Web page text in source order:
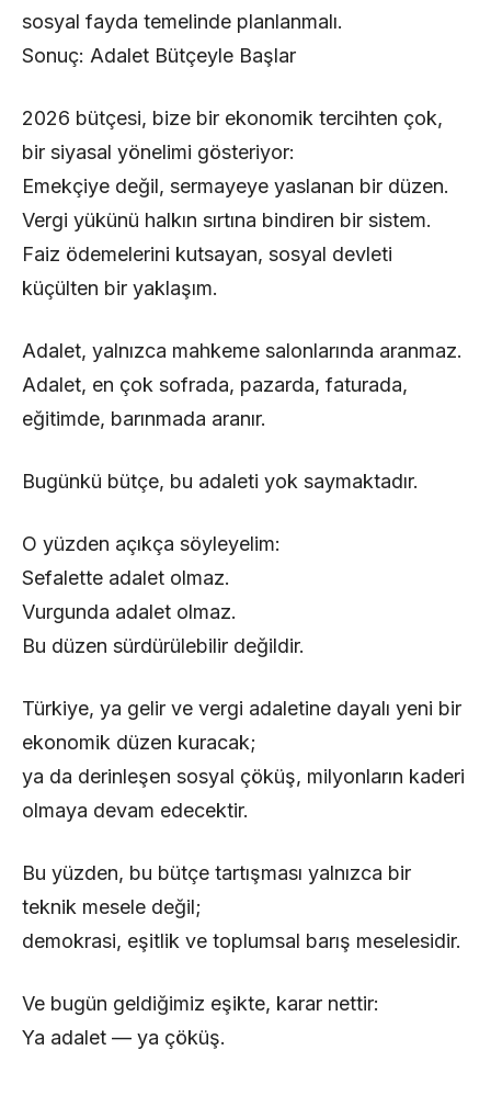
sosyal fayda temelinde planlanmalı.
Sonuç: Adalet Bütçeyle Başlar
2026 bütçesi, bize bir ekonomik tercihten çok,
bir siyasal yönelimi gösteriyor:
Emekçiye değil, sermayeye yaslanan bir düzen.
Vergi yükünü halkın sırtına bindiren bir sistem.
Faiz ödemelerini kutsayan, sosyal devleti
küçülten bir yaklaşım.
Adalet, yalnızca mahkeme salonlarında aranmaz.
Adalet, en çok sofrada, pazarda, faturada,
eğitimde, barınmada aranır.
Bugünkü bütçe, bu adaleti yok saymaktadır.
O yüzden açıkça söyleyelim:
Sefalette adalet olmaz.
Vurgunda adalet olmaz.
Bu düzen sürdürülebilir değildir.
Türkiye, ya gelir ve vergi adaletine dayalı yeni bir
ekonomik düzen kuracak;
ya da derinleşen sosyal çöküş, milyonların kaderi
olmaya devam edecektir.
Bu yüzden, bu bütçe tartışması yalnızca bir
teknik mesele değil;
demokrasi, eşitlik ve toplumsal barış meselesidir.
Ve bugün geldiğimiz eşikte, karar nettir:
Ya adalet — ya çöküş.